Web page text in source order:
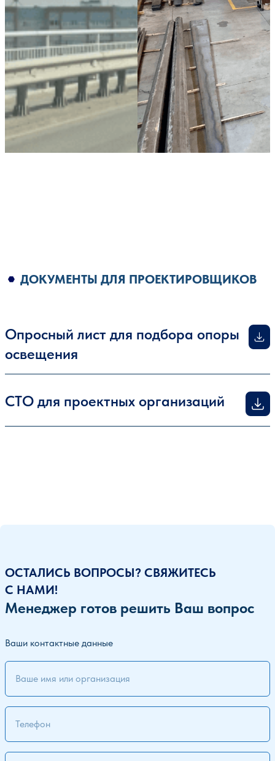
ДОКУМЕНТЫ ДЛЯ ПРОЕКТИРОВЩИКОВ
Опросный лист для подбора опоры
освещения
СТО для проектных организаций
ОСТАЛИСЬ ВОПРОСЫ? СВЯЖИТЕСЬ
С НАМИ!
Менеджер готов решить Ваш вопрос
Ваши контактные данные